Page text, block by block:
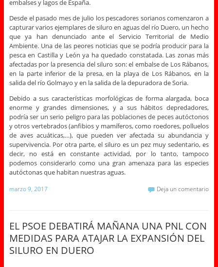
embalses y lagos de España.
Desde el pasado mes de julio los pescadores sorianos comenzaron a
capturar varios ejemplares de siluro en aguas del río Duero, un hecho
que ya han denunciado ante el Servicio Territorial de Medio
Ambiente. Una de las peores noticias que se podría producir para la
pesca en Castilla y León ya ha quedado constatada. Las zonas más
afectadas por la presencia del siluro son: el embalse de Los Rábanos,
en la parte inferior de la presa, en la playa de Los Rábanos, en la
salida del río Golmayo y en la salida de la depuradora de Soria.
Debido a sus características morfológicas de forma alargada, boca
enorme y grandes dimensiones, y a sus hábitos depredadores,
podría ser un serio peligro para las poblaciones de peces autóctonos
y otros vertebrados (anfibios y mamíferos, como roedores, polluelos
de aves acuáticas,…), que pueden ver afectada su abundancia y
supervivencia. Por otra parte, el siluro es un pez muy sedentario, es
decir, no está en constante actividad, por lo tanto, tampoco
podemos considerarlo como una gran amenaza para las especies
autóctonas que habitan nuestras aguas.
marzo 9, 2017 Deja un comentario
EL PSOE DEBATIRÁ MAÑANA UNA PNL CON
MEDIDAS PARA ATAJAR LA EXPANSIÓN DEL
SILURO EN DUERO